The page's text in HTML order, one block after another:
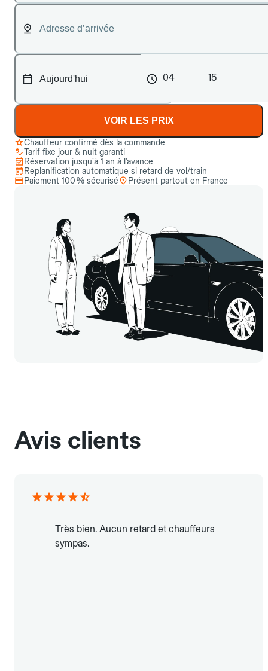
04 15
VOIR LES PRIX
Chauffeur confirmé dès la commande
Tarif fixe jour & nuit garanti
Réservation jusqu’à 1 an à l’avance
Replanification automatique si retard de vol/train
Paiement 100 % sécurisé
Présent partout en France
Avis clients
Très bien. Aucun retard et chauffeurs
sympas.